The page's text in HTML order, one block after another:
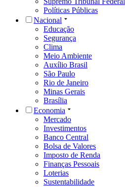
Políticas Públicas
Nacional
Educação
Segurança
Clima
Meio Ambiente
Auxílio Brasil
São Paulo
Rio de Janeiro
Minas Gerais
Brasília
Economia
Mercado
Investimentos
Banco Central
Bolsa de Valores
Imposto de Renda
Finanças Pessoais
Loterias
Sustentabilidade